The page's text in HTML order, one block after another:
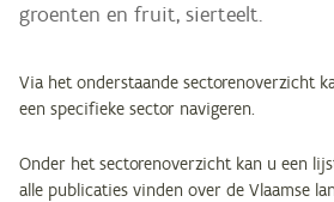
groenten en fruit, sierteelt.
Via het onderstaande sectorenoverzicht
een specifieke sector navigeren.
Onder het sectorenoverzicht kan u een
alle publicaties vinden over de Vlaamse